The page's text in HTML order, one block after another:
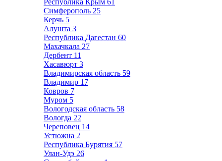
Республика Крым 61
Симферополь 25
Керчь 5
Алушта 3
Республика Дагестан 60
Махачкала 27
Дербент 11
Хасавюрт 3
Владимирская область 59
Владимир 17
Ковров 7
Муром 5
Вологодская область 58
Вологда 22
Череповец 14
Устюжна 2
Республика Бурятия 57
Улан-Удэ 26